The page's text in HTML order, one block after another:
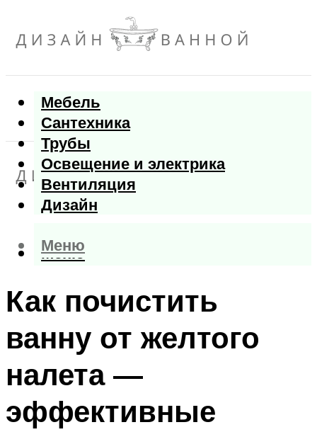
Мебель
Сантехника
Трубы
Освещение и электрика
Вентиляция
Дизайн
Меню
Меню
Как почистить
ванну от желтого
налета —
эффективные